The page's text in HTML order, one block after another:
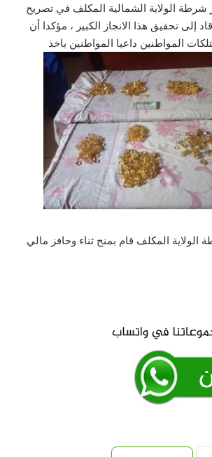
الولاية الشمالية المكلف في تصريح
تحقيق هذا الانجاز الكبير ، مؤكدا أن
المواطنين داعيا المواطنين باخذ
المكلف قام بمنح ثناء وحافز مالي
شركة الموارد المعدنية تعلن بشريات !!
أسامة وأبو عمامة.. أسرار الصفقة المجهضة
في شهرها التاسع!!
توقيع اتفاقية دفاع مشترك بين تركيا وباكستان
مقتل مئات من شباب التشاديين خلال قتال مع